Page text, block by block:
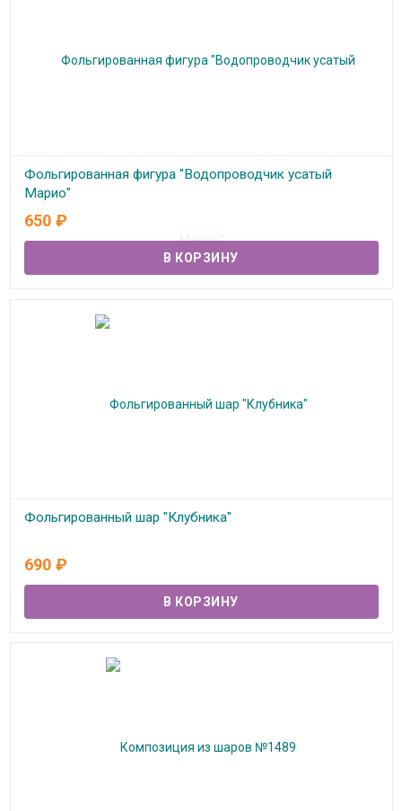
Фольгированная фигура "Водопроводчик усатый
Марио"
В наличии
650 ₽
Фольгированный шар "Клубника"
690 ₽